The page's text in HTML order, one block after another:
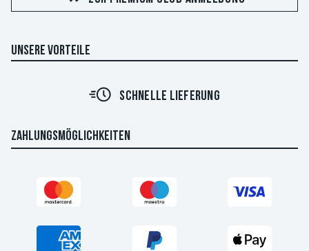
UNSERE VORTEILE
SCHNELLE LIEFERUNG
ZAHLUNGSMÖGLICHKEITEN